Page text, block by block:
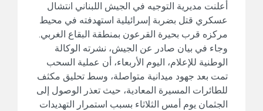
أعلنت مديرية التوجيه في الجيش اللبناني انتشال
عسكري قتل بضربة إسرائيلية استهدفته في محيط
مركزه قرب بحيرة القرعون بمنطقة البقاع الغربي.
وجاء في بيان صادر عن الجيش، نشرته الوكالة
الوطنية للإعلام، اليوم الأربعاء، أن عملية السحب
تمت بعد جهود ميدانية متواصلة، وسط تحليق مكثف
للطائرات المسيرة المعادية، حيث تعذر الوصول إلى
الجثمان يوم أمس الثلاثاء بسبب استمرار التهديدات